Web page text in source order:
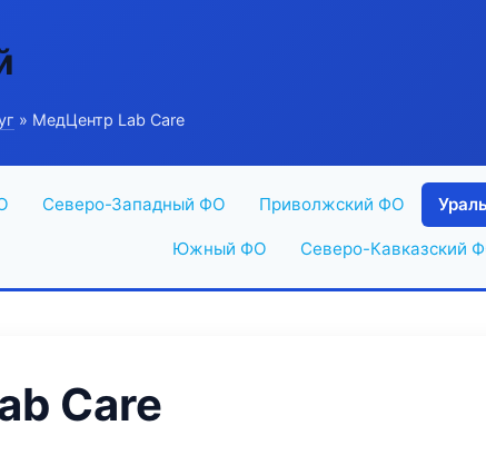
» МедЦентр Lab Care
Северо-Западный ФО Приволжский ФО
Южный ФО Северо-Кавказский
Care